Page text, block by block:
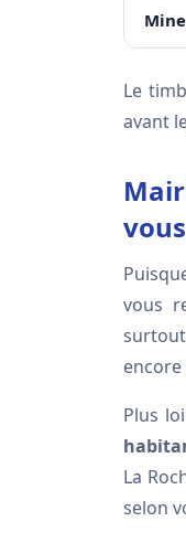
Le
avant
vous
vous
encore
Plus
La
selon